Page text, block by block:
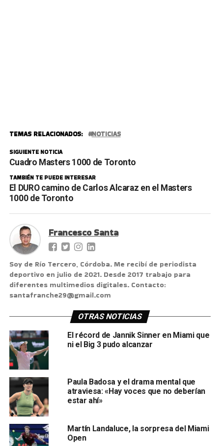
TEMAS RELACIONADOS: NOTICIAS
SIGUIENTE NOTICIA
Cuadro Masters 1000 de Toronto
TAMBIÉN TE PUEDE INTERESAR
El DURO camino de Carlos Alcaraz en el Masters
1000 de Toronto
Francesco Santa
Soy de Río Tercero, Córdoba. Me recibí de periodista
deportivo en julio de 2021. Desde 2017 trabajo para
diferentes multimedios digitales. Contacto:
santafranche29@gmail.com
OTRAS NOTICIAS
El récord de Jannik Sinner en Miami que
ni el Big 3 pudo alcanzar
Paula Badosa y el drama mental que
atraviesa: «Hay voces que no deberían
estar ahí»
Martín Landaluce, la sorpresa del Miami
Open